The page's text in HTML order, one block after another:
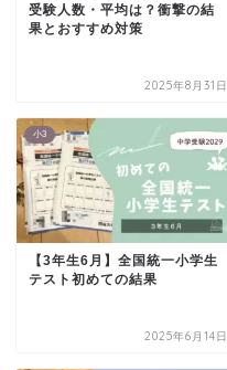
受験人数・平均は？衝撃の結
果とおすすめ対策
2025年8月31日
小3
【3年生6月】全国統一小学生
テスト初めての結果
2025年6月14日